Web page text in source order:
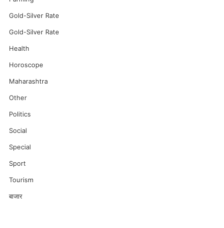
Gold-Silver Rate
Gold-Silver Rate
Health
Horoscope
Maharashtra
Other
Politics
Social
Special
Sport
Tourism
बाजार